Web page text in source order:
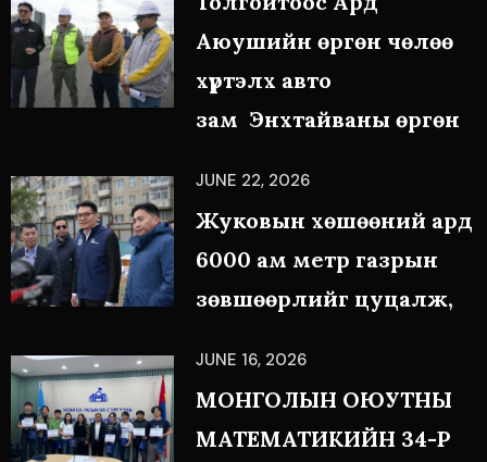
Аюушийн өргөн чөлөө
хүртэлх авто
зам Энхтайваны өргөн
JUNE 22, 2026
Жуковын хөшөөний ард
6000 ам метр газрын
зөвшөөрлийг цуцалж,
JUNE 16, 2026
МОНГОЛЫН ОЮУТНЫ
МАТЕМАТИКИЙН 34-Р